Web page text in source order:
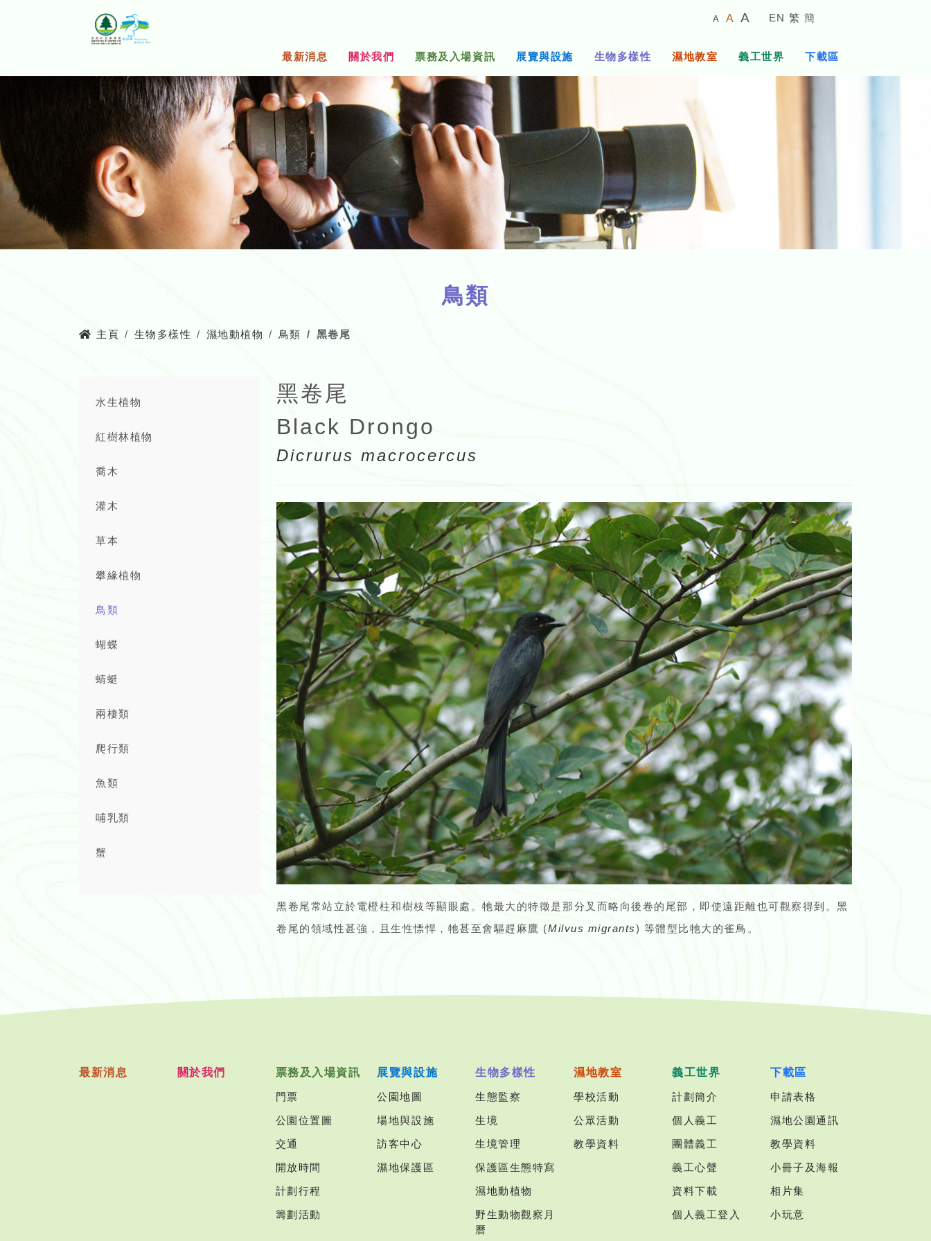
A
較
A
預
字
體
A
的
EN 繁 簡
最新消息 關於我們 票務及入場資訊 展覽與設施 生物多樣性 濕地教室 義工世界 下載區
鳥類
主頁 生物多樣性 濕地動植物 鳥類 黑卷尾
水生植物
紅樹林植物
喬木
灌木
草本
攀緣植物
鳥類
蝴蝶
蜻蜓
兩棲類
爬行類
魚類
哺乳類
蟹
黑卷尾
Black Drongo
Dicrurus macrocercus
黑卷尾常站立於電橙柱和樹枝等顯眼處。牠最大的特徵是那分叉而略向後卷的尾部，即使遠距離也可觀察得到。黑
卷尾的領域性甚強，且生性慓悍，牠甚至會驅趕麻鷹 (Milvus migrants) 等體型比牠大的雀鳥。
最新消息 關於我們 票務及入場資訊
門票
公園位置圖
交通
開放時間
計劃行程
籌劃活動
展覽與設施
公園地圖
場地與設施
訪客中心
濕地保護區
生物多樣性
生態監察
生境
生境管理
保護區生態特寫
濕地動植物
野生動物觀察月
曆
濕地教室
學校活動
公眾活動
教學資料
義工世界
計劃簡介
個人義工
團體義工
義工心聲
資料下載
個人義工登入
下載區
申請表格
濕地公園通訊
教學資料
小冊子及海報
相片集
小玩意